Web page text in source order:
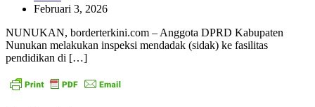
Februari 3, 2026
NUNUKAN, borderterkini.com – Anggota DPRD Kabupaten
Nunukan melakukan inspeksi mendadak (sidak) ke fasilitas
pendidikan di […]